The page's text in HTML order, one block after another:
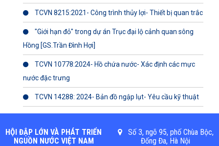
TCVN 8215:2021- Công trình thủy lợi- Thiết bị quan trắc
"Giới hạn đỏ" trong dự án Trục đại lộ cảnh quan sông
Hồng [GS.Trần Đình Hợi]
TCVN 10778:2024- Hồ chứa nước- Xác định các mực
nước đặc trưng
TCVN 14288: 2024- Bản đồ ngập lụt- Yêu cầu kỹ thuật
HỘI ĐẬP LỚN VÀ PHÁT TRIỂN
NGUỒN NƯỚC VIỆT NAM
Số 3, ngõ 95, phố Chùa Bộc,
Đống Đa, Hà Nội